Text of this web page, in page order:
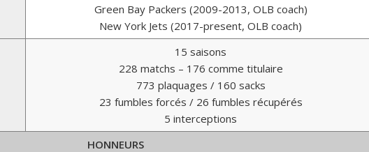
Green Bay Packers (2009-2013, OLB coach)
New York Jets (2017-present, OLB coach)
15 saisons
228 matchs – 176 comme titulaire
773 plaquages / 160 sacks
23 fumbles forcés / 26 fumbles récupérés
5 interceptions
HONNEURS